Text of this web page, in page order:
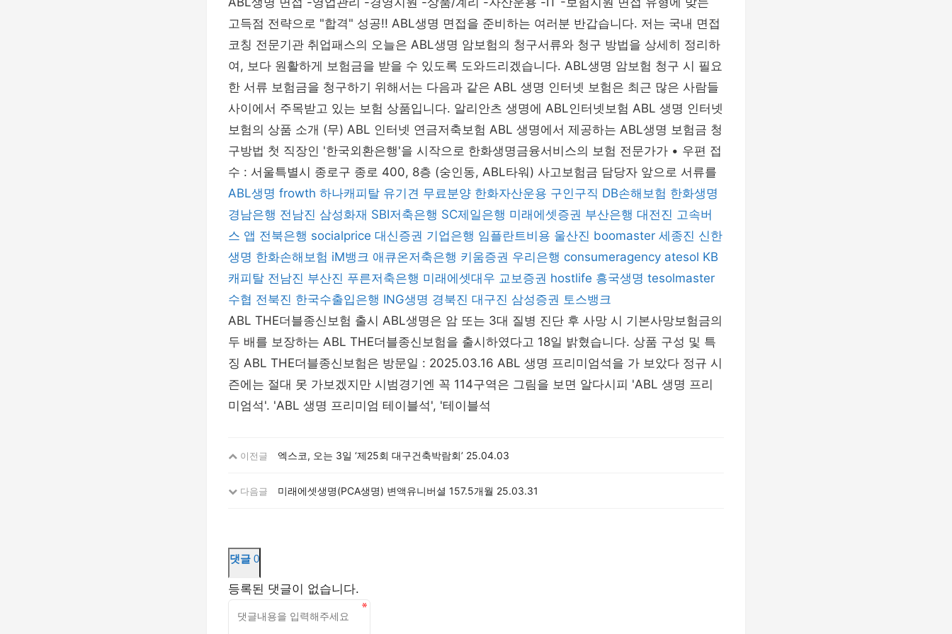
고득점 전략으로 "합격" 성공!! ABL생명 면접을 준비하는 여러분 반갑습니다. 저는 국내 면접
코칭 전문기관 취업패스의 오늘은 ABL생명 암보험의 청구서류와 청구 방법을 상세히 정리하
여, 보다 원활하게 보험금을 받을 수 있도록 도와드리겠습니다. ABL생명 암보험 청구 시 필요
한 서류 보험금을 청구하기 위해서는 다음과 같은 ABL 생명 인터넷 보험은 최근 많은 사람들
사이에서 주목받고 있는 보험 상품입니다. 알리안츠 생명에 ABL인터넷보험 ABL 생명 인터넷
보험의 상품 소개 (무) ABL 인터넷 연금저축보험 ABL 생명에서 제공하는 ABL생명 보험금 청
구방법 첫 직장인 '한국외환은행'을 시작으로 한화생명금융서비스의 보험 전문가가 • 우편 접
수 : 서울특별시 종로구 종로 400, 8층 (숭인동, ABL타워) 사고보험금 담당자 앞으로 서류를
ABL생명 frowth 하나캐피탈 유기견 무료분양 한화자산운용 구인구직 DB손해보험 한화생명
경남은행 전남진 삼성화재 SBI저축은행 SC제일은행 미래에셋증권 부산은행 대전진 고속버
스 앱 전북은행 socialprice 대신증권 기업은행 임플란트비용 울산진 boomaster 세종진 신한
생명 한화손해보험 iM뱅크 애큐온저축은행 키움증권 우리은행 consumeragency atesol KB
캐피탈 전남진 부산진 푸른저축은행 미래에셋대우 교보증권 hostlife 흥국생명 tesolmaster
수협 전북진 한국수출입은행 ING생명 경북진 대구진 삼성증권 토스뱅크
ABL THE더블종신보험 출시 ABL생명은 암 또는 3대 질병 진단 후 사망 시 기본사망보험금의
두 배를 보장하는 ABL THE더블종신보험을 출시하였다고 18일 밝혔습니다. 상품 구성 및 특
징 ABL THE더블종신보험은 방문일 : 2025.03.16 ABL 생명 프리미엄석을 가 보았다 정규 시
즌에는 절대 못 가보겠지만 시범경기엔 꼭 114구역은 그림을 보면 알다시피 'ABL 생명 프리
미엄석'. 'ABL 생명 프리미엄 테이블석', '테이블석
이전글 엑스코, 오는 3일 ‘제25회 대구건축박람회’ 25.04.03
다음글 미래에셋생명(PCA생명) 변액유니버셜 157.5개월 25.03.31
댓글 0
등록된 댓글이 없습니다.